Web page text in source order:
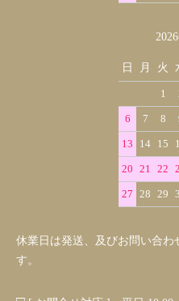
日 月 火
1
6 7 8
13 14 15
20 21 22
27 28 29
休業日は発送、及びお問い合わ
す。